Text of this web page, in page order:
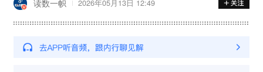
读数一帜 2026年05月13日 12:49